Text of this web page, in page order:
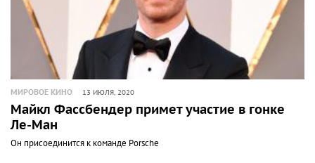
МИРОВОЕ КИНО 13 ИЮЛЯ, 2020
Майкл Фассбендер примет участие в гонке
Ле-Ман
Он присоединится к команде Porsche